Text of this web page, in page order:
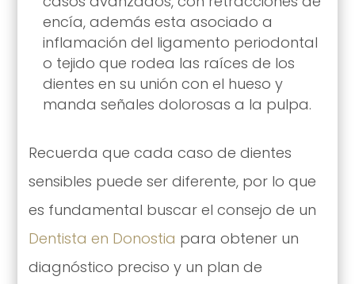
encía, además esta asociado a
inflamación del ligamento periodontal
o tejido que rodea las raíces de los
dientes en su unión con el hueso y
manda señales dolorosas a la pulpa.
Recuerda que cada caso de dientes
sensibles puede ser diferente, por lo que
es fundamental buscar el consejo de un
Dentista en Donostia para obtener un
diagnóstico preciso y un plan de